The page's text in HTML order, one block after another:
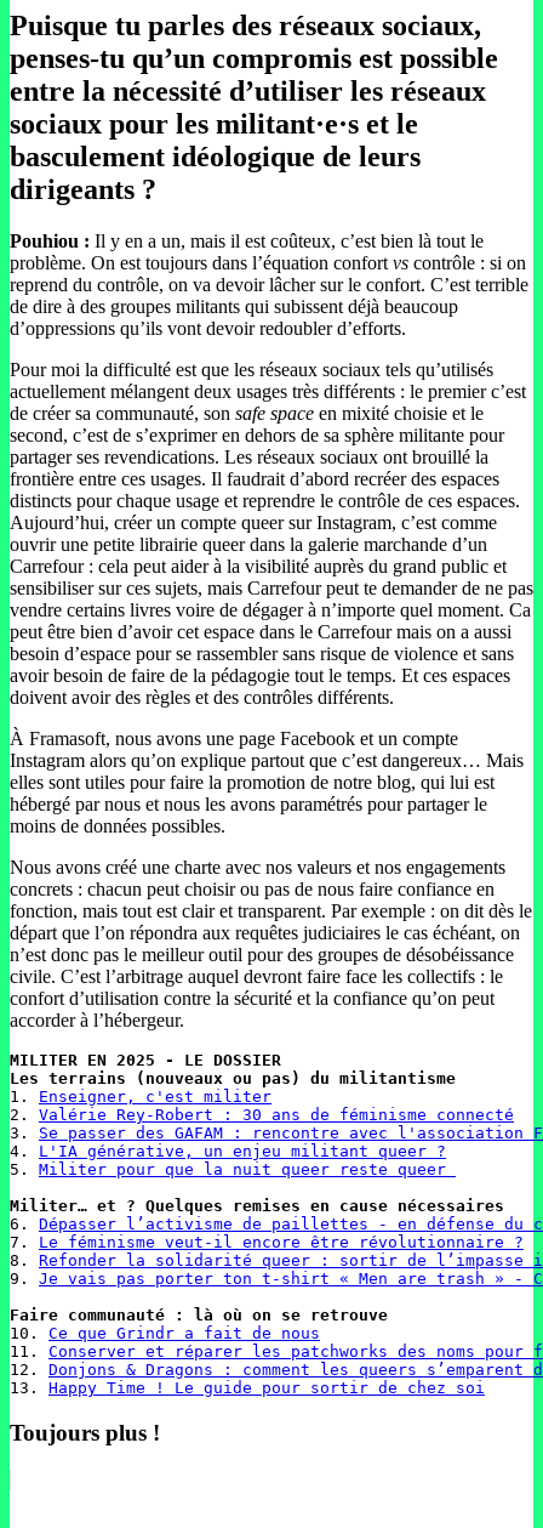
Puisque tu parles des réseaux sociaux,
penses-tu qu’un compromis est possible
entre la nécessité d’utiliser les réseaux
sociaux pour les militant·e·s et le
basculement idéologique de leurs
dirigeants ?
Pouhiou : Il y en a un, mais il est coûteux, c’est bien là tout le
problème. On est toujours dans l’équation confort vs contrôle : si on
reprend du contrôle, on va devoir lâcher sur le confort. C’est terrible
de dire à des groupes militants qui subissent déjà beaucoup
d’oppressions qu’ils vont devoir redoubler d’efforts.
Pour moi la difficulté est que les réseaux sociaux tels qu’utilisés
actuellement mélangent deux usages très différents : le premier c’est
de créer sa communauté, son safe space en mixité choisie et le
second, c’est de s’exprimer en dehors de sa sphère militante pour
partager ses revendications. Les réseaux sociaux ont brouillé la
frontière entre ces usages. Il faudrait d’abord recréer des espaces
distincts pour chaque usage et reprendre le contrôle de ces espaces.
Aujourd’hui, créer un compte queer sur Instagram, c’est comme
ouvrir une petite librairie queer dans la galerie marchande d’un
Carrefour : cela peut aider à la visibilité auprès du grand public et
sensibiliser sur ces sujets, mais Carrefour peut te demander de ne pas
vendre certains livres voire de dégager à n’importe quel moment. Ca
peut être bien d’avoir cet espace dans le Carrefour mais on a aussi
besoin d’espace pour se rassembler sans risque de violence et sans
avoir besoin de faire de la pédagogie tout le temps. Et ces espaces
doivent avoir des règles et des contrôles différents.
À Framasoft, nous avons une page Facebook et un compte
Instagram alors qu’on explique partout que c’est dangereux… Mais
elles sont utiles pour faire la promotion de notre blog, qui lui est
hébergé par nous et nous les avons paramétrés pour partager le
moins de données possibles.
Nous avons créé une charte avec nos valeurs et nos engagements
concrets : chacun peut choisir ou pas de nous faire confiance en
fonction, mais tout est clair et transparent. Par exemple : on dit dès le
départ que l’on répondra aux requêtes judiciaires le cas échéant, on
n’est donc pas le meilleur outil pour des groupes de désobéissance
civile. C’est l’arbitrage auquel devront faire face les collectifs : le
confort d’utilisation contre la sécurité et la confiance qu’on peut
accorder à l’hébergeur.
MILITER EN 2025 - LE DOSSIER
1. Enseigner, c'est militer
2. Valérie Rey-Robert : 30 ans de féminisme connecté
3. Se passer des GAFAM : rencontre avec l'association
4. L'IA générative, un enjeu militant queer ?
5. Militer pour que la nuit queer reste queer
6. Dépasser l’activisme de paillettes - en défense du
7. Le féminisme veut-il encore être révolutionnaire ?
8. Refonder la solidarité queer : sortir de l’impasse
9. Je vais pas porter ton t-shirt « Men are trash » -
10. Ce que Grindr a fait de nous
11. Conserver et réparer les patchworks des noms
12. Donjons & Dragons : comment les queers
13. Happy Time ! Le guide pour sortir de chez soi
Toujours plus !